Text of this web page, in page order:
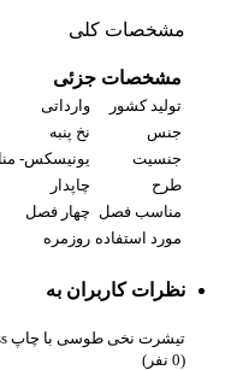
مشخصات کلی
مشخصات جزئی
تولید کشور
وارداتی
جنس
نخ پنبه
جنسیت
یونیسکس-
طرح
چاپدار
مناسب فصل چهار فصل
مورد استفاده روزمره
نظرات کاربران به
تیشرت نخی طوسی با چاپ Forward Fitness مفهومی
(0 نفر)